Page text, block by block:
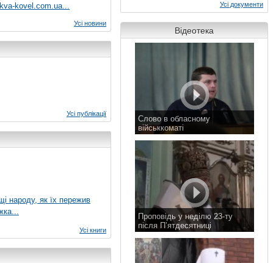
kovel.com.ua...
Усі новини
Усі публікації
народу, як їх пережив
Усі книги
Усі документи
Відеотека
Слово в обласному
військкоматі
Проповідь у неділю 23-ту
після П’ятдесятниці